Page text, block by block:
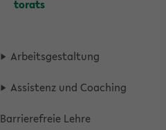
to­rats
Ar­beits­ge­stal­tung
As­sis­tenz und Coa­ching
Bar­rie­re­freie Lehre